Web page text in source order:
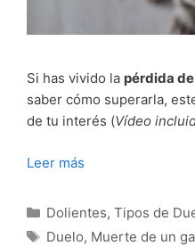
Si has vivido la pérdida
saber cómo superarla,
de tu interés (Vídeo
Leer más
Categorías
Dolientes, Tipos de
Etiquetas
Duelo, Muerte de un